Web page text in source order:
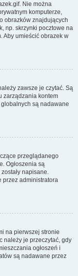
Nie można
komputerze,
obrazków znajdujących
np. skrzynki pocztowe na
Aby umieścić obrazek w
zawsze je czytać. Są
zarządzania kontem
są nadawane
przeglądanego
Ogłoszenia są
napisane.
przez administratora
na pierwszej stronie
należy je przeczytać, gdy
ogłoszeń i
są nadawane przez